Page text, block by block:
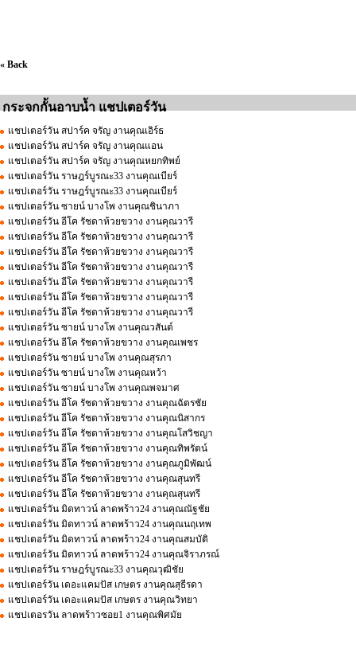
« Back
กระจกกั้นอาบน้ำ แชปเตอร์วัน
แชปเตอร์วัน สปาร์ค จรัญ งานคุณเอิร์ธ
แชปเตอร์วัน สปาร์ค จรัญ งานคุณแอน
แชปเตอร์วัน สปาร์ค จรัญ งานคุณหยกทิพย์
แชปเตอร์วัน ราษฎร์บูรณะ33 งานคุณเบียร์
แชปเตอร์วัน ราษฎร์บูรณะ33 งานคุณเบียร์
แชปเตอร์วัน ซายน์ บางโพ งานคุณชินาภา
แชปเตอร์วัน อีโค รัชดาห้วยขวาง งานคุณวารี
แชปเตอร์วัน อีโค รัชดาห้วยขวาง งานคุณวารี
แชปเตอร์วัน อีโค รัชดาห้วยขวาง งานคุณวารี
แชปเตอร์วัน อีโค รัชดาห้วยขวาง งานคุณวารี
แชปเตอร์วัน อีโค รัชดาห้วยขวาง งานคุณวารี
แชปเตอร์วัน อีโค รัชดาห้วยขวาง งานคุณวารี
แชปเตอร์วัน อีโค รัชดาห้วยขวาง งานคุณวารี
แชปเตอร์วัน ซายน์ บางโพ งานคุณวสันต์
แชปเตอร์วัน อีโค รัชดาห้วยขวาง งานคุณเพชร
แชปเตอร์วัน ซายน์ บางโพ งานคุณสุรภา
แชปเตอร์วัน ซายน์ บางโพ งานคุณหว้า
แชปเตอร์วัน ซายน์ บางโพ งานคุณพจมาศ
แชปเตอร์วัน อีโค รัชดาห้วยขวาง งานคุณฉัตรชัย
แชปเตอร์วัน อีโค รัชดาห้วยขวาง งานคุณนิสากร
แชปเตอร์วัน อีโค รัชดาห้วยขวาง งานคุณโสวิชญา
แชปเตอร์วัน อีโค รัชดาห้วยขวาง งานคุณทิพรัตน์
แชปเตอร์วัน อีโค รัชดาห้วยขวาง งานคุณภูมิพัฒน์
แชปเตอร์วัน อีโค รัชดาห้วยขวาง งานคุณสุนทรี
แชปเตอร์วัน อีโค รัชดาห้วยขวาง งานคุณสุนทรี
แชปเตอร์วัน มิดทาวน์ ลาดพร้าว24 งานคุณณัฐชัย
แชปเตอร์วัน มิดทาวน์ ลาดพร้าว24 งานคุณนฤเทพ
แชปเตอร์วัน มิดทาวน์ ลาดพร้าว24 งานคุณสมบัติ
แชปเตอร์วัน มิดทาวน์ ลาดพร้าว24 งานคุณจิราภรณ์
แชปเตอร์วัน ราษฎร์บูรณะ33 งานคุณวุฒิชัย
แชปเตอร์วัน เดอะแคมปัส เกษตร งานคุณสุธีรดา
แชปเตอร์วัน เดอะแคมปัส เกษตร งานคุณวิทยา
แชปเตอรวัน ลาดพร้าวซอย1 งานคุณพิศมัย